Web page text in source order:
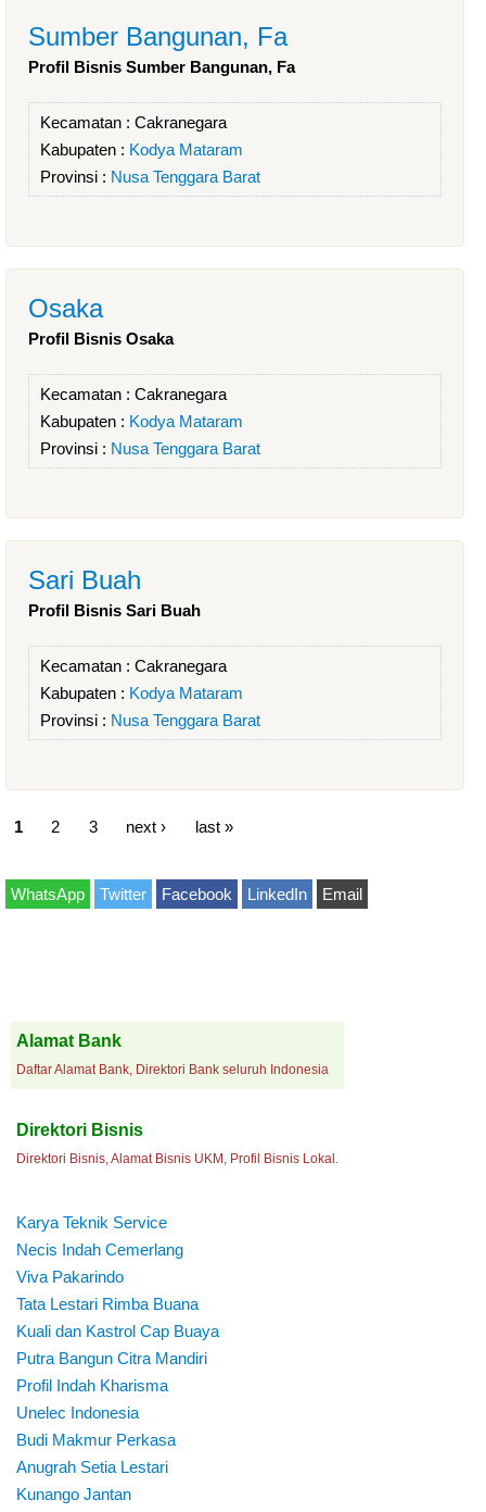
Sumber Bangunan, Fa
Profil Bisnis Sumber Bangunan, Fa
Kecamatan : Cakranegara
Kabupaten : Kodya Mataram
Provinsi : Nusa Tenggara Barat
Osaka
Profil Bisnis Osaka
Kecamatan : Cakranegara
Kabupaten : Kodya Mataram
Provinsi : Nusa Tenggara Barat
Sari Buah
Profil Bisnis Sari Buah
Kecamatan : Cakranegara
Kabupaten : Kodya Mataram
Provinsi : Nusa Tenggara Barat
1 2 3 next › last »
WhatsApp Twitter Facebook LinkedIn Email
Alamat Bank
Daftar Alamat Bank, Direktori Bank seluruh Indonesia
Direktori Bisnis
Direktori Bisnis, Alamat Bisnis UKM, Profil Bisnis Lokal.
Karya Teknik Service
Necis Indah Cemerlang
Viva Pakarindo
Tata Lestari Rimba Buana
Kuali dan Kastrol Cap Buaya
Putra Bangun Citra Mandiri
Profil Indah Kharisma
Unelec Indonesia
Budi Makmur Perkasa
Anugrah Setia Lestari
Kunango Jantan